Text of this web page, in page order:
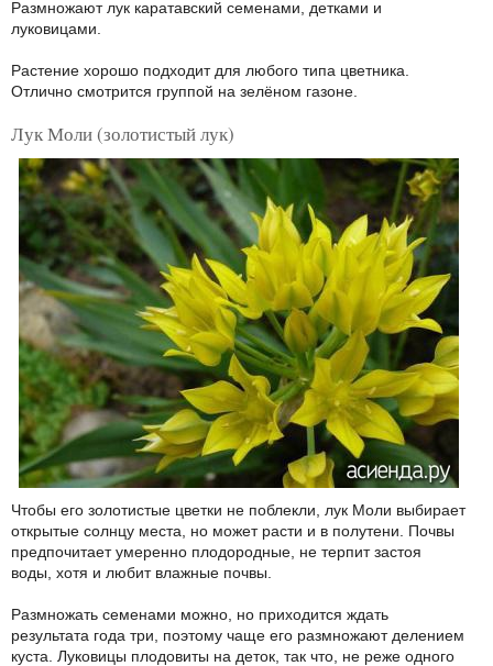
Размножают лук каратавский семенами, детками и
луковицами.
Растение хорошо подходит для любого типа цветника.
Отлично смотрится группой на зелёном газоне.
Лук Моли (золотистый лук)
Чтобы его золотистые цветки не поблекли, лук Моли выбирает
открытые солнцу места, но может расти и в полутени. Почвы
предпочитает умеренно плодородные, не терпит застоя
воды, хотя и любит влажные почвы.
Размножать семенами можно, но приходится ждать
результата года три, поэтому чаще его размножают делением
куста. Луковицы плодовиты на деток, так что, не реже одного